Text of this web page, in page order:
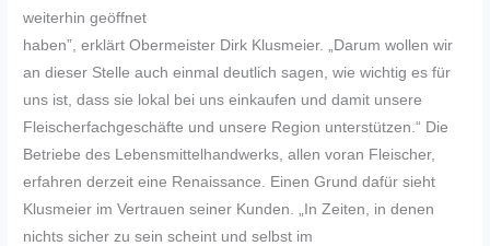
weiterhin geöffnet
haben”, erklärt Obermeister Dirk Klusmeier. „Darum wollen wir
an dieser Stelle auch einmal deutlich sagen, wie wichtig es für
uns ist, dass sie lokal bei uns einkaufen und damit unsere
Fleischerfachgeschäfte und unsere Region unterstützen.“ Die
Betriebe des Lebensmittelhandwerks, allen voran Fleischer,
erfahren derzeit eine Renaissance. Einen Grund dafür sieht
Klusmeier im Vertrauen seiner Kunden. „In Zeiten, in denen
nichts sicher zu sein scheint und selbst im